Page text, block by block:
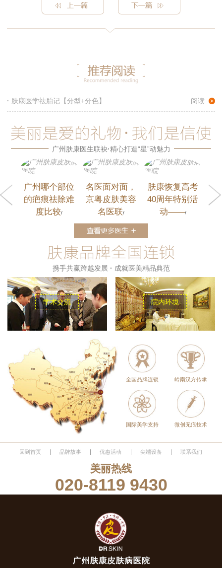
· 肤康医学祛胎记【分型+分色】 阅读
广州肤康医生联袂·精心打造“星”动魅力
广州哪个部位
的疤痕祛除难
度比较/
名医面对面，
京粤皮肤美容
名医联/
肤康恢复高考
40周年特别活
动——/
广州哪
的疤痕
携手共赢跨越发展 · 成就医美精品典范
学术交流 院内环境
全国品牌连锁 岭南汉方传承
国际美学支持 微创无痕技术
回到首页 品牌故事 优惠活动 尖端设备 联系我们
美丽热线
020-8119 9430